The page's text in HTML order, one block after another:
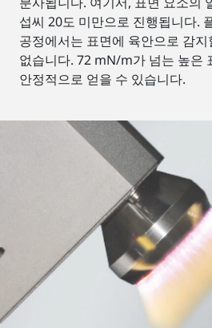
섭씨 20도 미만으로 진행됩니다.
공정에서는 표면에 육안으로 감
없습니다. 72 mN/m가 넘는 높은
안정적으로 얻을 수 있습니다.